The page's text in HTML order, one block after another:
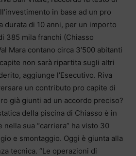
in base ad un pro
durata di 10 anni, per un importo
385 mila franchi (Chiasso
Mara contano circa 3’500 abitanti
non sarà ripartita sugli altri
aggiunge l’Esecutivo. Riva
un contributo pro capite di
già giunti ad un accordo preciso?
della piscina di Chiasso è in
nella sua “carriera” ha visto 30
e smontaggio. Oggi è giunta alla
tecnica. “Le operazioni di